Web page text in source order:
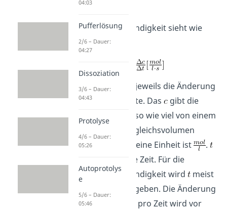
Reaktionsgeschwindigkeit sieht wie
folgt aus:
Das
bezeichnet jeweils die Änderung
der einzelnen Werte. Das gibt die
Konzentration
, also wie viel von einem
Stoff in einem Vergleichsvolumen
enthalten ist, an. Seine Einheit ist
.
ist der Wert für die Zeit. Für die
Reaktionsgeschwindigkeit wird meist
in Sekunden angegeben. Die Änderung
der Konzentration pro Zeit wird vor
04:03
Pufferlösung
2/6 – Dauer:
04:27
Dissoziation
3/6 – Dauer:
04:43
Protolyse
4/6 – Dauer:
05:26
Autoprotolys
e
5/6 – Dauer:
05:46